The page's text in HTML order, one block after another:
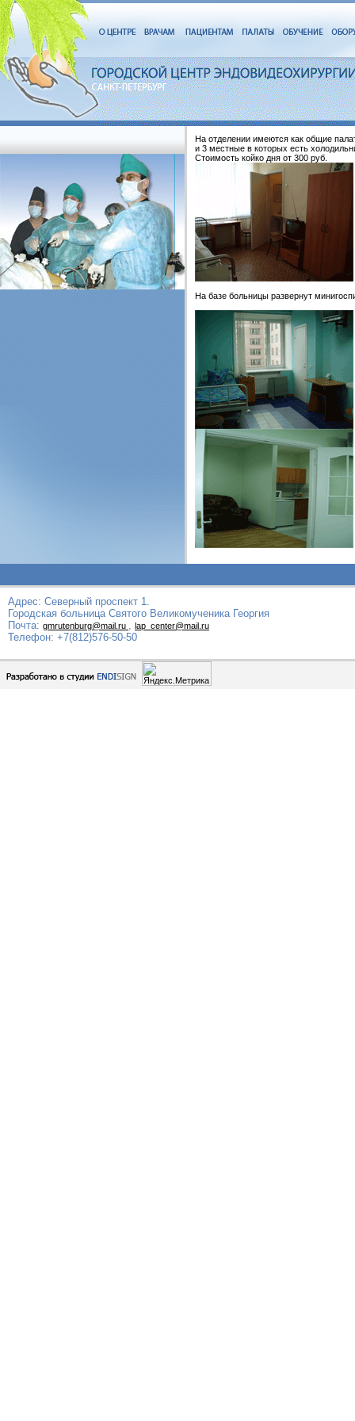
На отделении имеются как общие
и 3 местные в которых есть
Стоимость койко дня от 300 руб.
На базе больницы развернут
Адрес: Северный проспект 1.
Городская больница Святого Великомученика Георгия
Почта: gmrutenburg@mail.ru , lap_center@mail.ru
Телефон: +7(812)576-50-50